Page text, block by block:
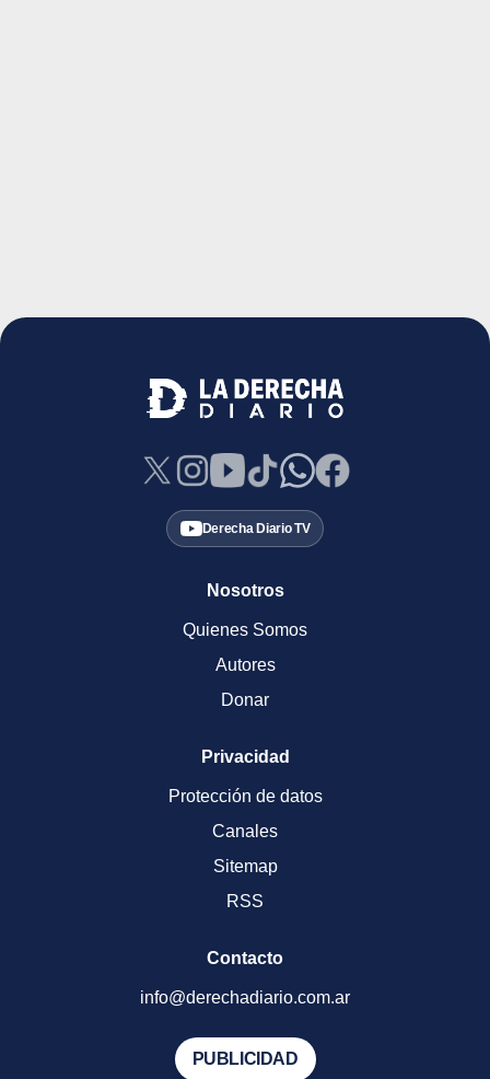
Derecha Diario TV
Nosotros
Quienes Somos
Autores
Donar
Privacidad
Protección de datos
Canales
Sitemap
RSS
Contacto
info@derechadiario.com.ar
PUBLICIDAD